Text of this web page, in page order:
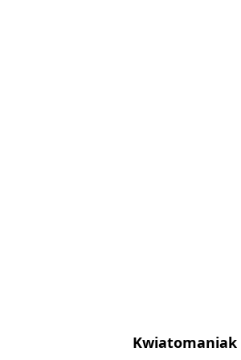
Kwiatomaniak